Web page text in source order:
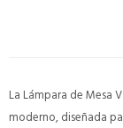
La Lámpara de Mesa
moderno, diseñada